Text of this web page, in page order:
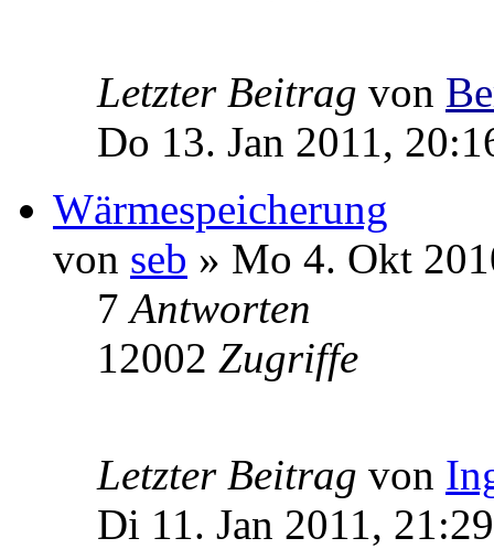
Letzter Beitrag von
Do 13. Jan 2011,
Wärmespeicherung
von seb » Mo 4. Okt
7Antworten
12002 Zugriffe
Letzter Beitrag von
Di 11. Jan 2011, 21:29